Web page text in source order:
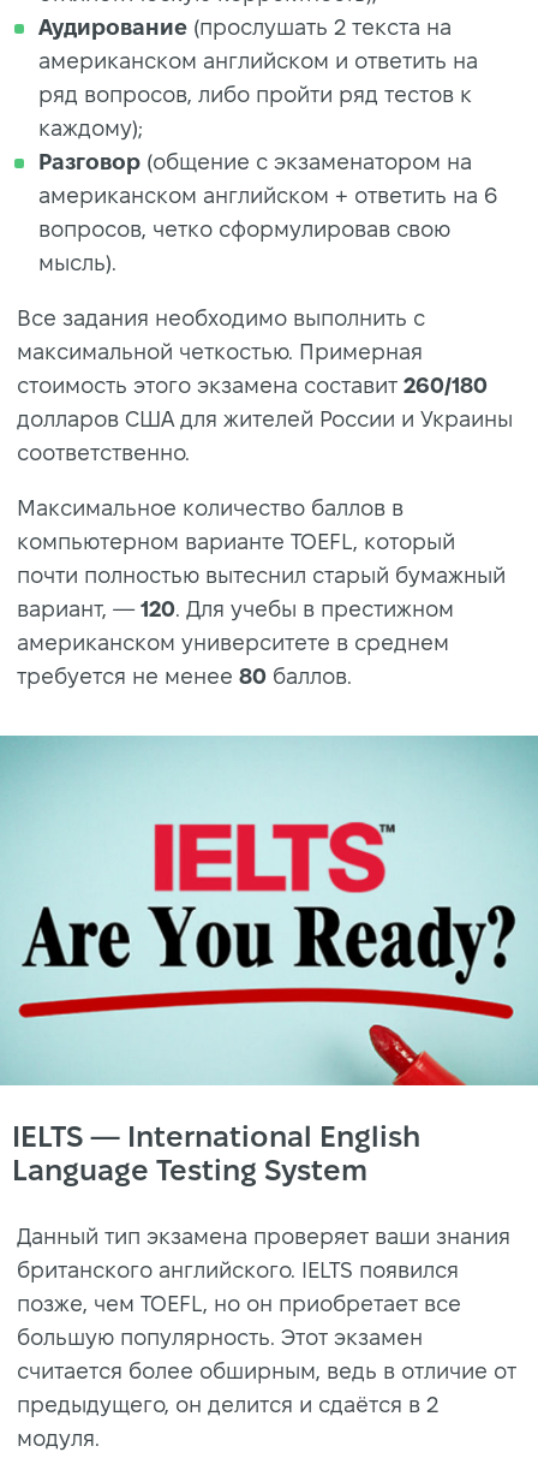
Аудирование (прослушать 2 текста на
американском английском и ответить на
ряд вопросов, либо пройти ряд тестов к
каждому);
Разговор (общение с экзаменатором на
американском английском + ответить на 6
вопросов, четко сформулировав свою
мысль).
Все задания необходимо выполнить с
максимальной четкостью. Примерная
стоимость этого экзамена составит 260/180
долларов США для жителей России и Украины
соответственно.
Максимальное количество баллов в
компьютерном варианте TOEFL, который
почти полностью вытеснил старый бумажный
вариант, — 120. Для учебы в престижном
американском университете в среднем
требуется не менее 80 баллов.
IELTS — International English
Language Testing System
Данный тип экзамена проверяет ваши знания
британского английского. IELTS появился
позже, чем TOEFL, но он приобретает все
большую популярность. Этот экзамен
считается более обширным, ведь в отличие от
предыдущего, он делится и сдаётся в 2
модуля.